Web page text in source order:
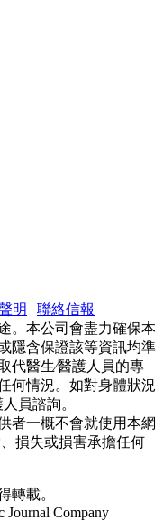
明 | 聯絡信報
。本公司會盡力確保本
隱含保證該等資訊均準
代醫生∕醫護人員的專
何情況。如對身體狀況
員諮詢。
者一概不會就使用本網
損失或損害承擔任何
轉載。
Company